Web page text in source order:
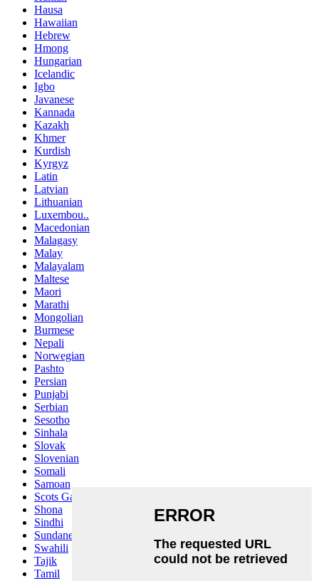
Hausa
Hawaiian
Hebrew
Hmong
Hungarian
Icelandic
Igbo
Javanese
Kannada
Kazakh
Khmer
Kurdish
Kyrgyz
Latin
Latvian
Lithuanian
Luxembou..
Macedonian
Malagasy
Malay
Malayalam
Maltese
Maori
Marathi
Mongolian
Burmese
Nepali
Norwegian
Pashto
Persian
Punjabi
Serbian
Sesotho
Sinhala
Slovak
Slovenian
Somali
Samoan
Scots Gaelic
Shona
Sindhi
Sundanese
Swahili
Tajik
Tamil